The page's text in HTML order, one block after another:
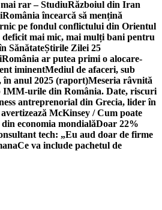
rar – StudiuRăzboiul din Iran
România încearcă să mențină
pe fondul conflictului din Orientul
deficit mai mic, mai mulți bani pentru
SănătateȘtirile Zilei 25
România ar putea primi o alocare-
iminentMediul de afaceri, sub
în anul 2025 (raport)Meseria râvnită
IMM-urile din România. Date, riscuri
antreprenorial din Grecia, lider în
McKinsey / Cum poate
economia mondialăDoar 22%
tech: „Eu aud doar de firme
Ce va include pachetul de